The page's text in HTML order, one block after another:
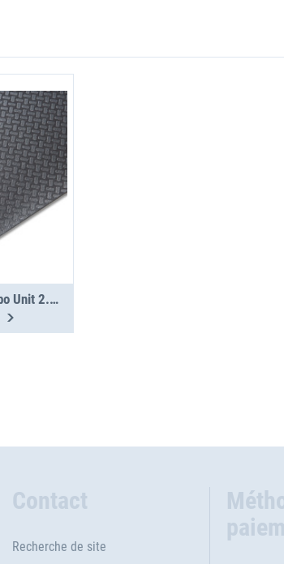
Tapis de bac sup. Jumbo Unit 2.5-14-0
Contact
Recherche de site